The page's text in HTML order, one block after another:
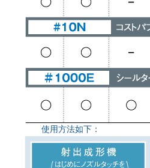
使用方法如下：